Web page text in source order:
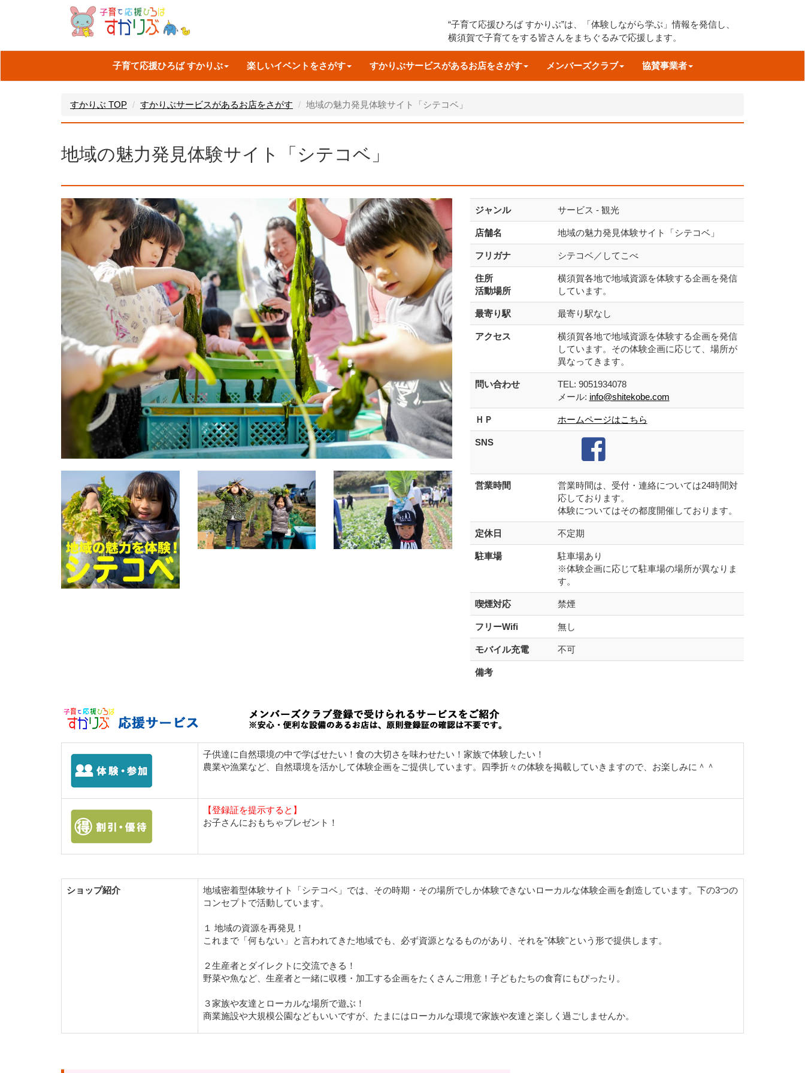
“子育て応援ひろば すかりぶ”は、「体験しながら学ぶ」情報を発信し、
横須賀で子育てをする皆さんをまちぐるみで応援します。
子育て応援ひろば すかりぶ 楽しいイベントをさがす すかりぶサービスがあるお店をさがす メンバーズクラブ 協賛事業者
すかりぶ TOP すかりぶサービスがあるお店をさがす 地域の魅力発見体験サイト「シテコベ」
地域の魅力発見体験サイト「シテコベ」
ジャンル サービス - 観光
店舗名 地域の魅力発見体験サイト「シテコベ」
フリガナ シテコベ／してこべ
住所
活動場所
横須賀各地で地域資源を体験する企画を発信
しています。
最寄り駅 最寄り駅なし
アクセス
横須賀各地で地域資源を体験する企画を発信
しています。その体験企画に応じて、場所が
異なってきます。
問い合わせ
TEL: 9051934078
メール: info@shitekobe.com
ＨＰ ホームページはこちら
SNS
営業時間
営業時間は、受付・連絡については24時間対
応しております。
体験についてはその都度開催しております。
定休日 不定期
駐車場
駐車場あり
※体験企画に応じて駐車場の場所が異なりま
す。
喫煙対応 禁煙
フリーWifi 無し
モバイル充電 不可
備考
子供達に自然環境の中で学ばせたい！食の大切さを味わせたい！家族で体験したい！
農業や漁業など、自然環境を活かして体験企画をご提供しています。四季折々の体験を掲載していきますので、お楽しみに＾＾
【登録証を提示すると】
お子さんにおもちゃプレゼント！
ショップ紹介
地域密着型体験サイト「シテコベ」では、その時期・その場所でしか体験できないローカルな体験企画を創造しています。下の3つの
コンセプトで活動しています。
１ 地域の資源を再発見！
これまで「何もない」と言われてきた地域でも、必ず資源となるものがあり、それを"体験"という形で提供します。
２生産者とダイレクトに交流できる！
野菜や魚など、生産者と一緒に収穫・加工する企画をたくさんご用意！子どもたちの食育にもぴったり。
３家族や友達とローカルな場所で遊ぶ！
商業施設や大規模公園などもいいですが、たまにはローカルな環境で家族や友達と楽しく過ごしませんか。